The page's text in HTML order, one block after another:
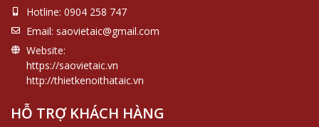
Hotline: 0904 258 747
Email: saovietaic@gmail.com
Website:
https://saovietaic.vn
http://thietkenoithataic.vn
HỖ TRỢ KHÁCH HÀNG